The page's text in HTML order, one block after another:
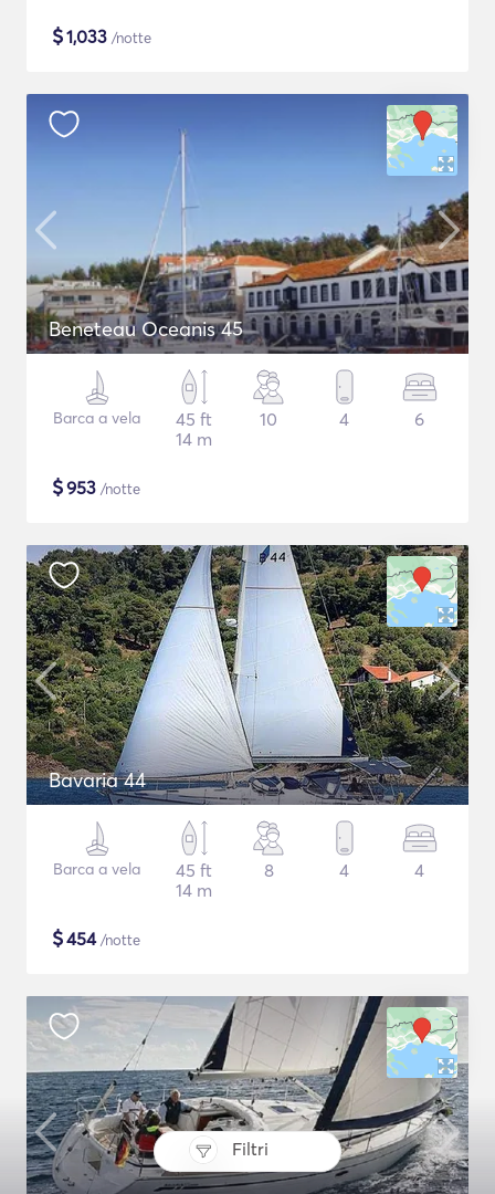
Filtri
$1,033 /notte
Beneteau Oceanis 45
Barca a vela
45 ft
14 m
10 4 6
$953 /notte
Bavaria 44
Barca a vela
45 ft
14 m
8 4 4
$454/notte